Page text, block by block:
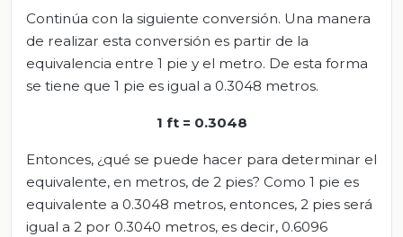
Continúa con la siguiente conversión. Una manera
de realizar esta conversión es partir de la
equivalencia entre 1 pie y el metro. De esta forma
se tiene que 1 pie es igual a 0.3048 metros.
1 ft = 0.3048
Entonces, ¿qué se puede hacer para determinar el
equivalente, en metros, de 2 pies? Como 1 pie es
equivalente a 0.3048 metros, entonces, 2 pies será
igual a 2 por 0.3040 metros, es decir, 0.6096